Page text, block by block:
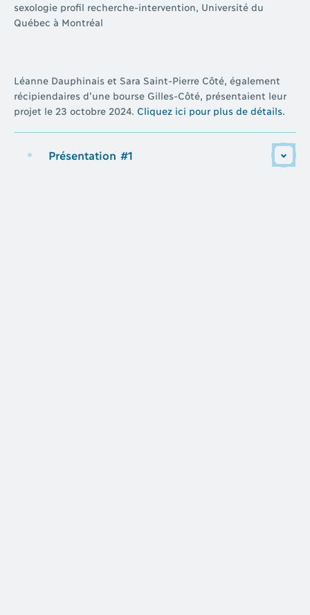
sexologie profil recherche-intervention, Université du
Québec à Montréal
Léanne Dauphinais et Sara Saint-Pierre Côté, également
récipiendaires d’une bourse Gilles-Côté, présentaient leur
projet le 23 octobre 2024. Cliquez ici pour plus de détails.
Présentation #1